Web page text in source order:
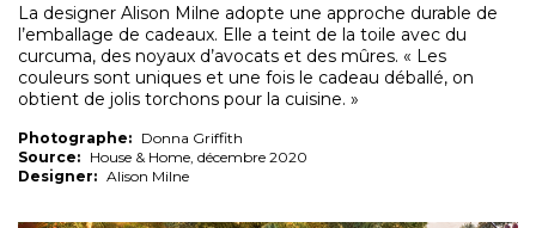
La designer Alison Milne adopte une approche durable de
l’emballage de cadeaux. Elle a teint de la toile avec du
curcuma, des noyaux d’avocats et des mûres. « Les
couleurs sont uniques et une fois le cadeau déballé, on
obtient de jolis torchons pour la cuisine. »
Photographe: Donna Griffith
Source: House & Home, décembre 2020
Designer: Alison Milne